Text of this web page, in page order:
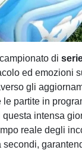
di
ed emozioni
gli
partite in
intensa
reale degli